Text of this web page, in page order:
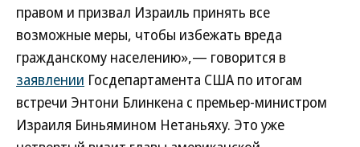
правом и призвал Израиль принять все
возможные меры, чтобы избежать вреда
гражданскому населению»,— говорится в
заявлении Госдепартамента США по итогам
встречи Энтони Блинкена с премьер-министром
Израиля Биньямином Нетаньяху. Это уже